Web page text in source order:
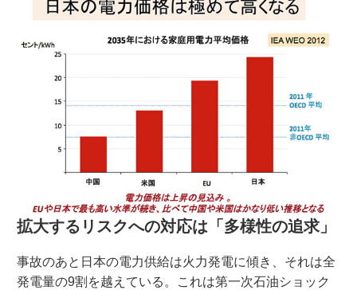
拡大するリスクへの対応は「多様性の追求」
事故のあと日本の電力供給は火力発電に傾き、それは全
発電量の9割を越えている。これは第一次石油ショック